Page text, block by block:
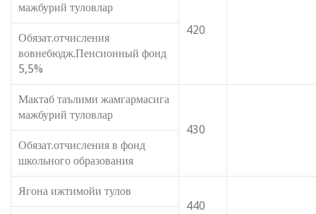
мажбурий туловлар
420
Обязат.отчисления
вовнебюдж.Пенсионный фонд
5,5%
Мактаб таълими жамгармасига
мажбурий туловлар
430
Обязат.отчисления в фонд
школьного образования
Ягона ижтимойи тулов
440